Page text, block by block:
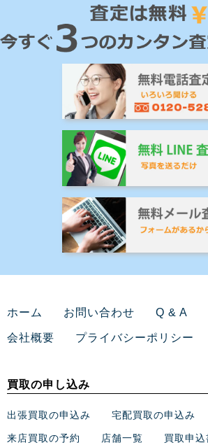
ホーム お問い合わせ Q & A
会社概要 プライバシーポリシー
買取の申し込み
出張買取の申込み 宅配買取の申込み
来店買取の予約 店舗一覧 買取申込